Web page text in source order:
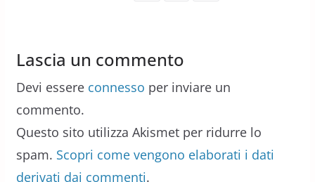
Lascia un commento
Devi essere connesso per inviare un
commento.
Questo sito utilizza Akismet per ridurre lo
spam. Scopri come vengono elaborati i dati
derivati dai commenti.